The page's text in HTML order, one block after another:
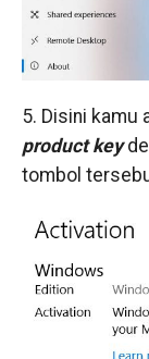
5. Disini kamu
product key
tombol